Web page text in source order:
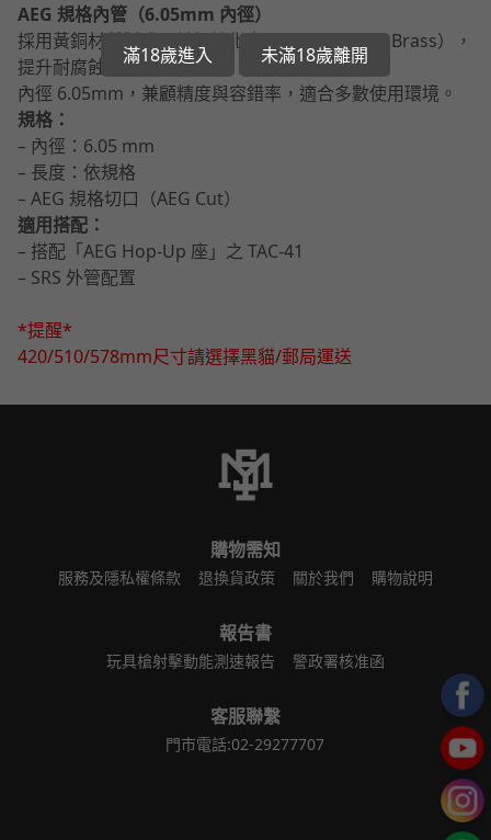
AEG 規格內管（6.05mm 內徑）
採用黃銅材質製成，並經鈍化處理（Passivated Brass），
提升耐腐蝕性與穩定性。
內徑 6.05mm，兼顧精度與容錯率，適合多數使用環境。
規格：
– 內徑：6.05 mm
– 長度：依規格
– AEG 規格切口（AEG Cut）
適用搭配：
– 搭配「AEG Hop-Up 座」之 TAC-41
– SRS 外管配置
*提醒*
420/510/578mm尺寸請選擇黑貓/郵局運送
購物需知
服務及隱私權條款 退換貨政策 關於我們 購物說明
報告書
玩具槍射擊動能測速報告 警政署核准函
客服聯繫
門市電話:02-29277707
滿18歲進入 未滿18歲離開